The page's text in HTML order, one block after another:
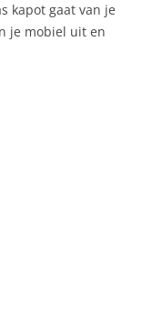
kapot gaat van je
je mobiel uit en